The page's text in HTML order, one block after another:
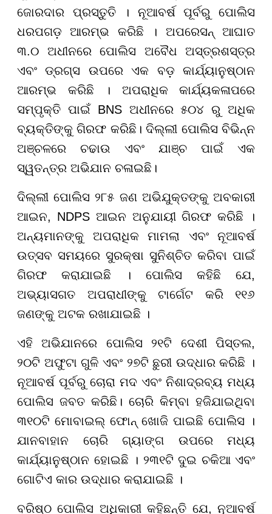
ଜୋରଦାର ପ୍ରସ୍ତୁତି । ନୂଆବର୍ଷ ପୂର୍ବରୁ ପୋଲିସ
ଧରପଗଡ଼ ଆରମ୍ଭ କରିଛି । ଅପରେସନ୍ ଆଘାତ
୩.୦ ଅଧୀନରେ ପୋଲିସ ଅବୈଧ ଅସ୍ତ୍ରଶସ୍ତ୍ର
ଏବଂ ଡ୍ରଗ୍ସ ଉପରେ ଏକ ବଡ଼ କାର୍ଯ୍ୟାନୁଷ୍ଠାନ
ଆରମ୍ଭ କରିଛି । ଅପରାଧିକ କାର୍ଯ୍ୟକଳାପରେ
ସମ୍ପୃକ୍ତି ପାଇଁ BNS ଅଧୀନରେ ୫୦୪ ରୁ ଅଧିକ
ବ୍ୟକ୍ତିଙ୍କୁ ଗିରଫ କରିଛି। ଦିଲ୍ଲୀ ପୋଲିସ ବିଭିନ୍ନ
ଅଞ୍ଚଳରେ ଚଢାଉ ଏବଂ ଯାଞ୍ଚ ପାଇଁ ଏକ
ସ୍ୱତନ୍ତ୍ର ଅଭିଯାନ ଚଳାଇଛି।
ଦିଲ୍ଲୀ ପୋଲିସ ୨୮୫ ଜଣ ଅଭିଯୁକ୍ତଙ୍କୁ ଅବକାରୀ
ଆଇନ, NDPS ଆଇନ ଅନୁଯାୟୀ ଗିରଫ କରିଛି ।
ଅନ୍ୟମାନଙ୍କୁ ଅପରାଧିକ ମାମଲା ଏବଂ ନୂଆବର୍ଷ
ଉତ୍ସବ ସମୟରେ ସୁରକ୍ଷା ସୁନିଶ୍ଚିତ କରିବା ପାଇଁ
ଗିରଫ କରାଯାଇଛି । ପୋଲିସ କହିଛି ଯେ,
ଅଭ୍ୟାସଗତ ଅପରାଧୀଙ୍କୁ ଟାର୍ଗେଟ କରି ୧୧୬
ଜଣଙ୍କୁ ଅଟକ ରଖାଯାଇଛି ।
ଏହି ଅଭିଯାନରେ ପୋଲିସ ୨୧ଟି ଦେଶୀ ପିସ୍ତଲ,
୨୦ଟି ଅଫୁଟା ଗୁଳି ଏବଂ ୨୭ଟି ଛୁରୀ ଉଦ୍ଧାର କରିଛି ।
ନୂଆବର୍ଷ ପୂର୍ବରୁ ଚୋରା ମଦ ଏବଂ ନିଶାଦ୍ରବ୍ୟ ମଧ୍ୟ
ପୋଲିସ ଜବତ କରିଛି। ଚୋରି କିମ୍ବା ହଜିଯାଇଥିବା
୩୧୦ଟି ମୋବାଇଲ୍ ଫୋନ୍ ଖୋଜି ପାଇଛି ପୋଲିସ ।
ଯାନବାହାନ ଚୋରି ଗ୍ୟାଙ୍ଗ ଉପରେ ମଧ୍ୟ
କାର୍ଯ୍ୟାନୁଷ୍ଠାନ ହୋଇଛି । ୨୩୧ଟି ଦୁଇ ଚକିଆ ଏବଂ
ଗୋଟିଏ କାର ଉଦ୍ଧାର କରାଯାଇଛି ।
ବରିଷ୍ଠ ପୋଲିସ ଅଧିକାରୀ କହିଛନ୍ତି ଯେ, ନୂଆବର୍ଷ